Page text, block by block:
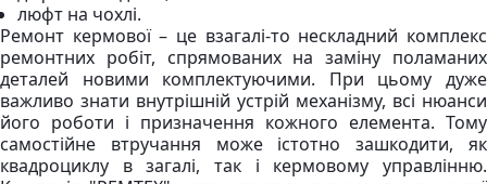
люфт на чохлі.
Ремонт кермової – це взагалі-то нескладний комплекс
ремонтних робіт, спрямованих на заміну поламаних
деталей новими комплектуючими. При цьому дуже
важливо знати внутрішній устрій механізму, всі нюанси
його роботи і призначення кожного елемента. Тому
самостійне втручання може істотно зашкодити, як
квадроциклу в загалі, так і кермовому управлінню.